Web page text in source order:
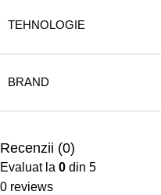
TEHNOLOGIE
BRAND
Recenzii (0)
Evaluat la 0 din 5
0 reviews